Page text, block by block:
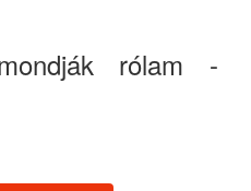
rólam -